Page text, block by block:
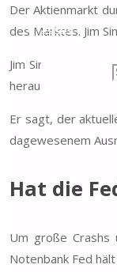
Suche
Der Aktienmarkt
des Marktes. Jim
Jim Sinclair ist
heraus. Seine
Er sagt, der
dagewesenem
Hat die
Um große
Notenbank Fed